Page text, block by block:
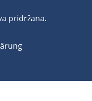
pridržana.